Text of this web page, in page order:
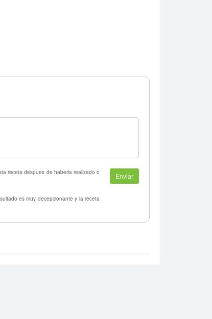
receta despues de haberla realizado o
es muy decepcionante y la receta